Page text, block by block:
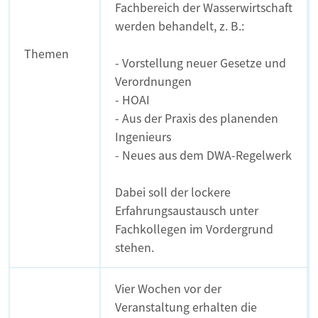
Themen
Fachbereich der Wasserwirtschaft
werden behandelt, z. B.:
- Vorstellung neuer Gesetze und
Verordnungen
- HOAI
- Aus der Praxis des planenden
Ingenieurs
- Neues aus dem DWA-Regelwerk
Dabei soll der lockere
Erfahrungsaustausch unter
Fachkollegen im Vordergrund
stehen.
Vier Wochen vor der
Veranstaltung erhalten die